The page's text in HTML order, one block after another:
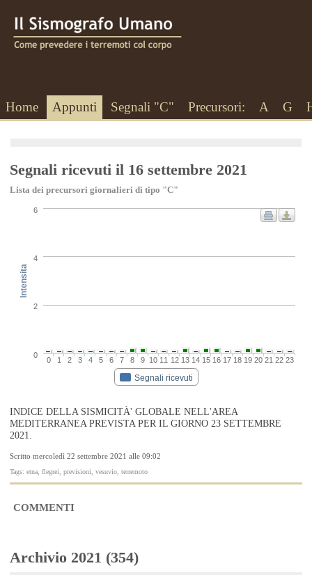
Home Appunti Segnali "C" Precursori: A G
Segnali ricevuti il 16 settembre 2021
Lista dei precursori giornalieri di tipo "C"
Intensita
Segnali ricevuti
0 1 2 3 4 5 6 7 8 9 10 11 12 13 14 15 16 17 18 19 20 21 22 23
0
2
4
6
INDICE DELLA SISMICITÀ' GLOBALE NELL'AREA
MEDITERRANEA PREVISTA PER IL GIORNO 23 SETTEMBRE
2021.
Scritto mercoledì 22 settembre 2021 alle 09:02
Tags: etna, flegrei, previsioni, vesuvio, terremoto
COMMENTI
Archivio 2021 (354)